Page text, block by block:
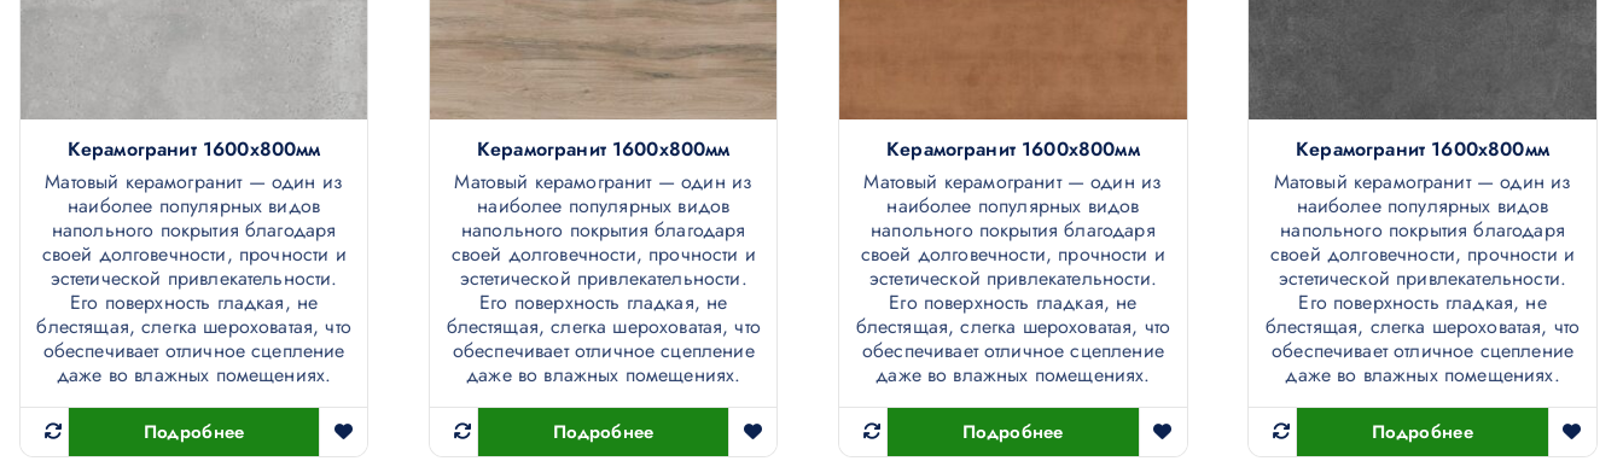
Керамогранит 1600х800мм
Матовый керамогранит — один из
наиболее популярных видов
напольного покрытия благодаря
своей долговечности, прочности и
эстетической привлекательности.
Его поверхность гладкая, не
блестящая, слегка шероховатая, что
обеспечивает отличное сцепление
даже во влажных помещениях.
Подробнее
Керамогранит 1600х800мм
Матовый керамогранит — один из
наиболее популярных видов
напольного покрытия благодаря
своей долговечности, прочности и
эстетической привлекательности.
Его поверхность гладкая, не
блестящая, слегка шероховатая, что
обеспечивает отличное сцепление
даже во влажных помещениях.
Подробнее
Керамогранит 1600х800мм
Матовый керамогранит — один из
наиболее популярных видов
напольного покрытия благодаря
своей долговечности, прочности и
эстетической привлекательности.
Его поверхность гладкая, не
блестящая, слегка шероховатая, что
обеспечивает отличное сцепление
даже во влажных помещениях.
Подробнее
Керамогранит 1600х800мм
Матовый керамогранит — один из
наиболее популярных видов
напольного покрытия благодаря
своей долговечности, прочности и
эстетической привлекательности.
Его поверхность гладкая, не
блестящая, слегка шероховатая, что
обеспечивает отличное сцепление
даже во влажных помещениях.
Подробнее